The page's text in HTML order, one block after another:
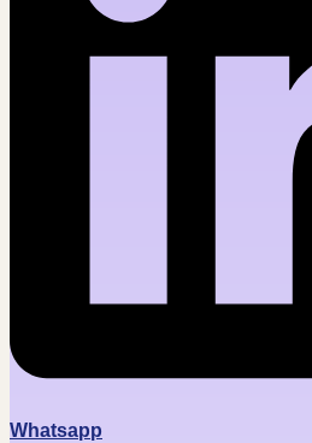
Whatsapp